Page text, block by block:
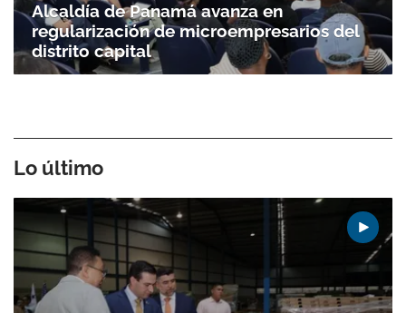
Alcaldía de Panamá avanza en
regularización de microempresarios del
distrito capital
Lo último